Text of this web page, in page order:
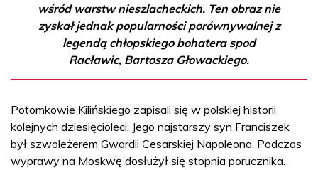
wśród warstw nieszlacheckich. Ten obraz nie
zyskał jednak popularności porównywalnej z
legendą chłopskiego bohatera spod
Racławic, Bartosza Głowackiego.
Potomkowie Kilińskiego zapisali się w polskiej historii
kolejnych dziesięcioleci. Jego najstarszy syn Franciszek
był szwoleżerem Gwardii Cesarskiej Napoleona. Podczas
wyprawy na Moskwę dosłużył się stopnia porucznika.